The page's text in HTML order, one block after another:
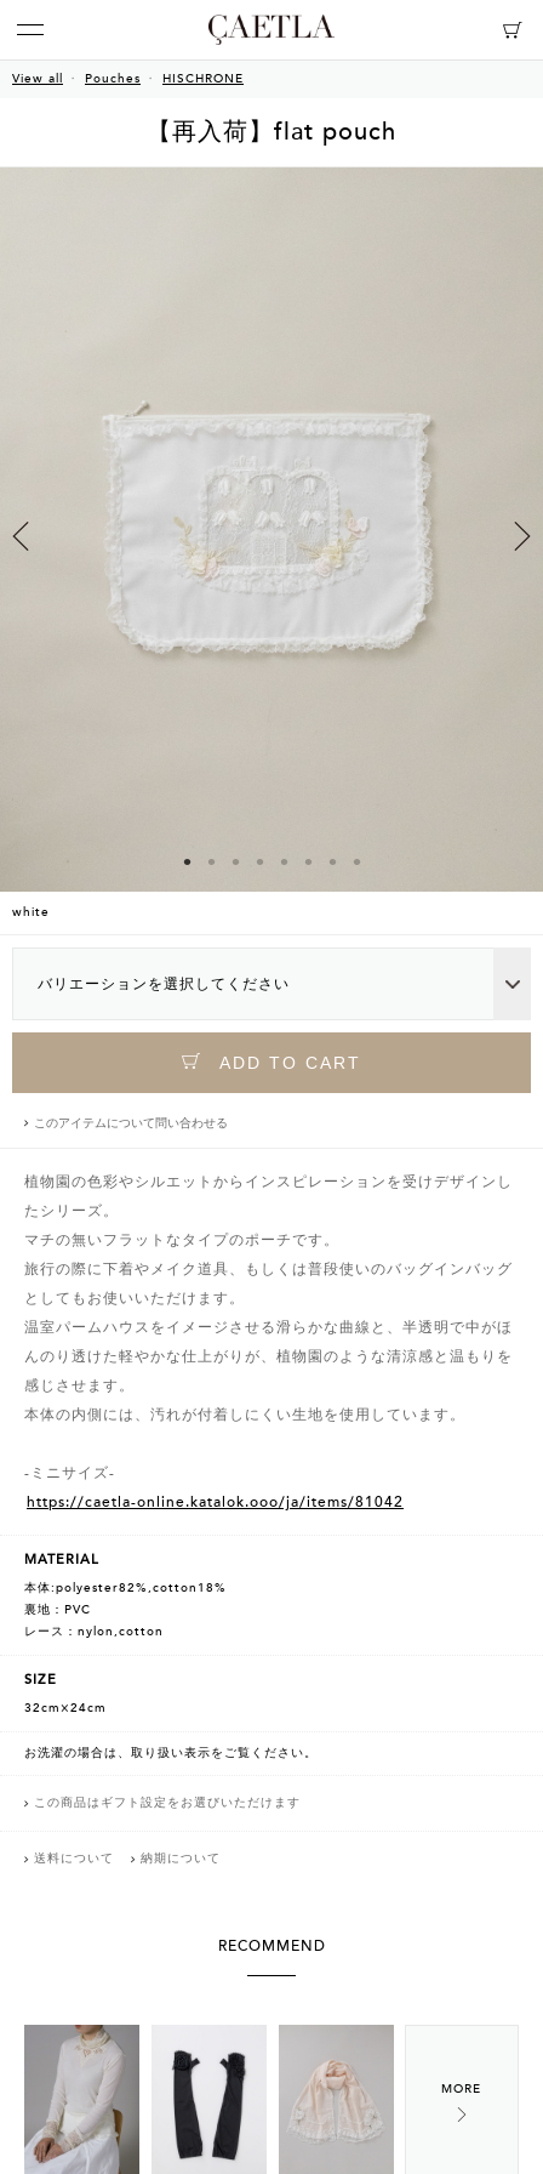
View all Pouches HISCHRONE
【再入荷】flat pouch
white
バリエーションを選択してください
ADD TO CART
このアイテムについて問い合わせる
植物園の色彩やシルエットからインスピレーションを受けデザインし
たシリーズ。
マチの無いフラットなタイプのポーチです。
旅行の際に下着やメイク道具、もしくは普段使いのバッグインバッグ
としてもお使いいただけます。
温室パームハウスをイメージさせる滑らかな曲線と、半透明で中がほ
んのり透けた軽やかな仕上がりが、植物園のような清涼感と温もりを
感じさせます。
本体の内側には、汚れが付着しにくい生地を使用しています。
-ミニサイズ-
https://caetla-online.katalok.ooo/ja/items/81042
MATERIAL
本体:polyester82%,cotton18%
裏地：PVC
レース：nylon,cotton
SIZE
32cm×24cm
お洗濯の場合は、取り扱い表示をご覧ください。
この商品はギフト設定をお選びいただけます
送料について 納期について
RECOMMEND